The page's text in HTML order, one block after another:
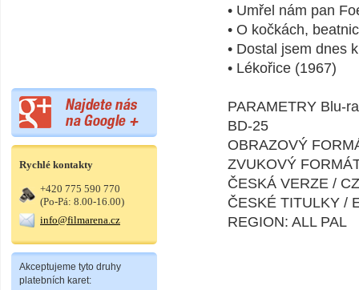
Rychlé kontakty
+420 775 590 770
(Po-Pá: 8.00-16.00)
info@filmarena.cz
Akceptujeme tyto druhy
platebních karet:
• Umřel nám pan
• O kočkách,
• Dostal jsem dnes
• Lékořice (1967)
PARAMETRY Blu-
BD-25
OBRAZOVÝ
ZVUKOVÝ
ČESKÁ VERZE /
ČESKÉ TITULKY /
REGION: ALL PAL